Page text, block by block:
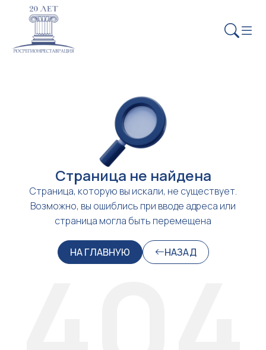
Страница не найдена
Страница, которую вы искали, не существует.
Возможно, вы ошиблись при вводе адреса или
страница могла быть перемещена
НА ГЛАВНУЮ НАЗАД